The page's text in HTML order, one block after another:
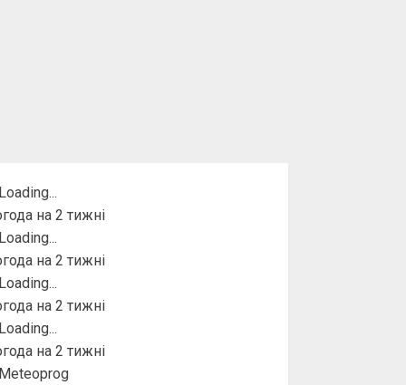
на 2 тижні
на 2 тижні
на 2 тижні
на 2 тижні